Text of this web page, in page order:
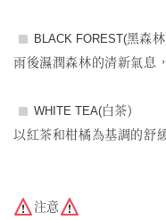
BLACK FOREST(黑森
雨後濕潤森林的清新氣息
WHITE TEA(白茶)
以紅茶和柑橘為基調的舒
注意